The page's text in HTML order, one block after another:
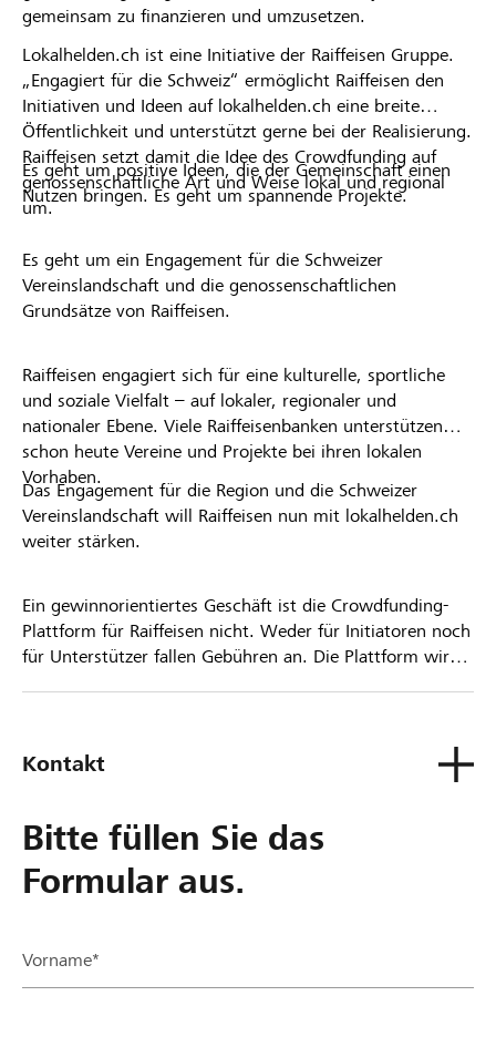
gemeinsam zu finanzieren und umzusetzen.
Lokalhelden.ch ist eine Initiative der Raiffeisen Gruppe.
„Engagiert für die Schweiz“ ermöglicht Raiffeisen den
Initiativen und Ideen auf lokalhelden.ch eine breite
Öffentlichkeit und unterstützt gerne bei der Realisierung.
Raiffeisen setzt damit die Idee des Crowdfunding auf
genossenschaftliche Art und Weise lokal und regional
um.
Es geht um positive Ideen, die der Gemeinschaft einen
Nutzen bringen. Es geht um spannende Projekte.
Es geht um ein Engagement für die Schweizer
Vereinslandschaft und die genossenschaftlichen
Grundsätze von Raiffeisen.
Raiffeisen engagiert sich für eine kulturelle, sportliche
und soziale Vielfalt – auf lokaler, regionaler und
nationaler Ebene. Viele Raiffeisenbanken unterstützen
schon heute Vereine und Projekte bei ihren lokalen
Vorhaben.
Das Engagement für die Region und die Schweizer
Vereinslandschaft will Raiffeisen nun mit lokalhelden.ch
weiter stärken.
Ein gewinnorientiertes Geschäft ist die Crowdfunding-
Plattform für Raiffeisen nicht. Weder für Initiatoren noch
für Unterstützer fallen Gebühren an. Die Plattform wird
Kontakt
Bitte füllen Sie das
Formular aus.
Vorname*